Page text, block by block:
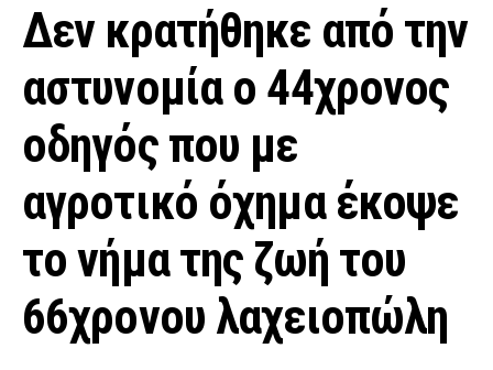
Δεν κρατήθηκε από την
αστυνομία ο 44χρονος
οδηγός που με
αγροτικό όχημα έκοψε
το νήμα της ζωή του
66χρονου λαχειοπώλη